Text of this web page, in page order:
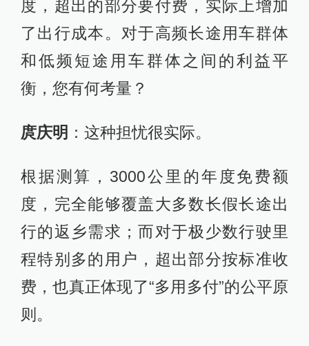
度，超出的部分要付费，实际上增加
了出行成本。对于高频长途用车群体
和低频短途用车群体之间的利益平
衡，您有何考量？
庹庆明 ：这种担忧很实际。
根据测算，3000公里的年度免费额
度，完全能够覆盖大多数长假长途出
行的返乡需求；而对于极少数行驶里
程特别多的用户，超出部分按标准收
费，也真正体现了“多用多付”的公平原
则。